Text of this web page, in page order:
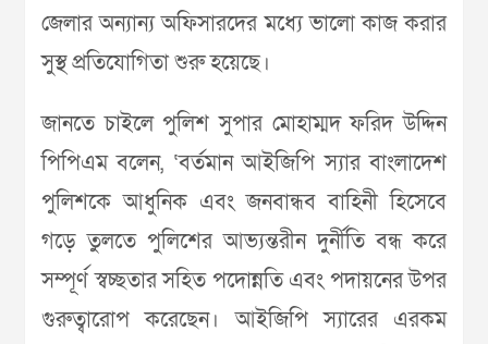
জেলার অন্যান্য অফিসারদের মধ্যে ভালো কাজ করার
সুস্থ প্রতিযোগিতা শুরু হয়েছে।
জানতে চাইলে পুলিশ সুপার মোহাম্মদ ফরিদ উদ্দিন
পিপিএম বলেন, ‘বর্তমান আইজিপি স্যার বাংলাদেশ
পুলিশকে আধুনিক এবং জনবান্ধব বাহিনী হিসেবে
গড়ে তুলতে পুলিশের আভ্যন্তরীন দুর্নীতি বন্ধ করে
সম্পূর্ণ স্বচ্ছতার সহিত পদোন্নতি এবং পদায়নের উপর
গুরুত্বারোপ করেছেন। আইজিপি স্যারের এরকম